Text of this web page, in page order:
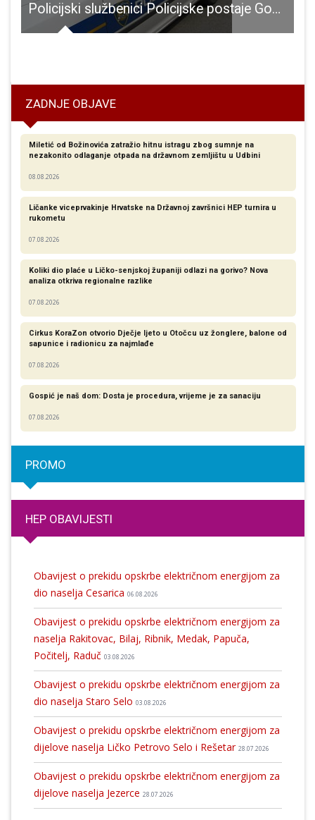
Policijski službenici Policijske postaje Gospić dovršili više kriminalističkih istraživanja
ZADNJE OBJAVE
Miletić od Božinovića zatražio hitnu istragu zbog sumnje na
nezakonito odlaganje otpada na državnom zemljištu u Udbini
08.08.2026
Ličanke viceprvakinje Hrvatske na Državnoj završnici HEP turnira u
rukometu
07.08.2026
Koliki dio plaće u Ličko-senjskoj županiji odlazi na gorivo? Nova
analiza otkriva regionalne razlike​
07.08.2026
Cirkus KoraZon otvorio Dječje ljeto u Otočcu uz žonglere, balone od
sapunice i radionicu za najmlađe
07.08.2026
Gospić je naš dom: Dosta je procedura, vrijeme je za sanaciju
07.08.2026
PROMO
HEP OBAVIJESTI
Obavijest o prekidu opskrbe električnom energijom za
dio naselja Cesarica 06.08.2026
Obavijest o prekidu opskrbe električnom energijom za
naselja Rakitovac, Bilaj, Ribnik, Medak, Papuča,
Počitelj, Raduč 03.08.2026
Obavijest o prekidu opskrbe električnom energijom za
dio naselja Staro Selo 03.08.2026
Obavijest o prekidu opskrbe električnom energijom za
dijelove naselja Ličko Petrovo Selo i Rešetar 28.07.2026
Obavijest o prekidu opskrbe električnom energijom za
dijelove naselja Jezerce 28.07.2026